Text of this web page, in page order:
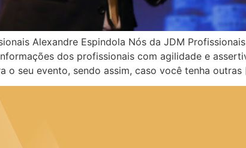
Alexandre Espindola Nós da JDM
dos profissionais com agilidade e
o seu evento, sendo assim, caso você tenha